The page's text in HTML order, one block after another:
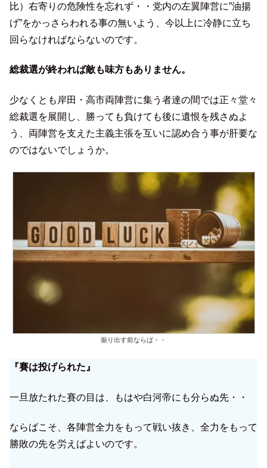
比）右寄りの危険性を忘れず・・党内の左翼陣営に”油揚
げ”をかっさらわれる事の無いよう、今以上に冷静に立ち
回らなければならないのです。
総裁選が終われば敵も味方もありません。
少なくとも岸田・高市両陣営に集う者達の間では正々堂々
総裁選を展開し、勝っても負けても後に遺恨を残さぬよ
う、両陣営を支えた主義主張を互いに認め合う事が肝要な
のではないでしょうか。
振り出す前ならば・・
『賽は投げられた』
一旦放たれた賽の目は、もはや白河帝にも分らぬ先・・
ならばこそ、各陣営全力をもって戦い抜き、全力をもって
勝敗の先を労えばよいのです。